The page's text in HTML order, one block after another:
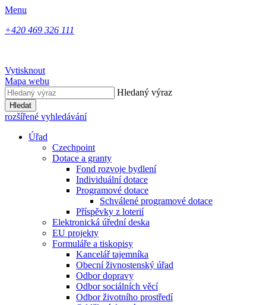
Menu
+420 469 326 111
Vytisknout
Mapa webu
Hledaný výraz
Hledat
rozšířené vyhledávání
Úřad
Czechpoint
Dotace a granty
Fond rozvoje bydlení
Individuální dotace
Programové dotace
Schválené programové dotace
Příspěvky z loterií
Elektronická úřední deska
EU projekty
Formuláře a tiskopisy
Kancelář tajemníka
Obecní živnostenský úřad
Odbor dopravy
Odbor sociálních věcí
Odbor životního prostředí